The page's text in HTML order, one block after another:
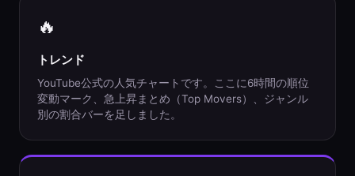
🔥
トレンド
YouTube公式の人気チャートです。ここに6時間の順位
変動マーク、急上昇まとめ（Top Movers）、ジャンル
別の割合バーを足しました。